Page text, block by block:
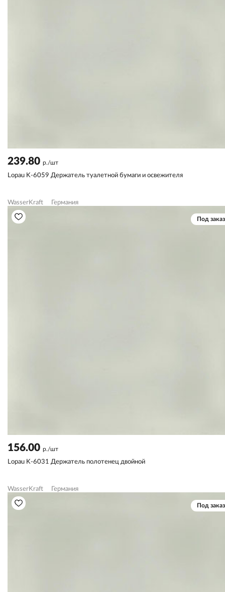
239.80 р./шт
Lopau K-6059 Держатель туалетной бумаги и освежителя
WasserKraft Германия
Под заказ
156.00 р./шт
Lopau K-6031 Держатель полотенец двойной
WasserKraft Германия
Под заказ